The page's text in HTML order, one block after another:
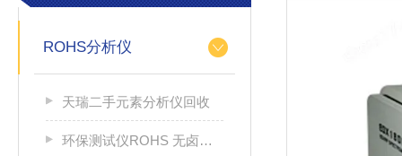
ROHS分析仪
天瑞二手元素分析仪回收
环保测试仪ROHS 无卤分析仪 rohs仪